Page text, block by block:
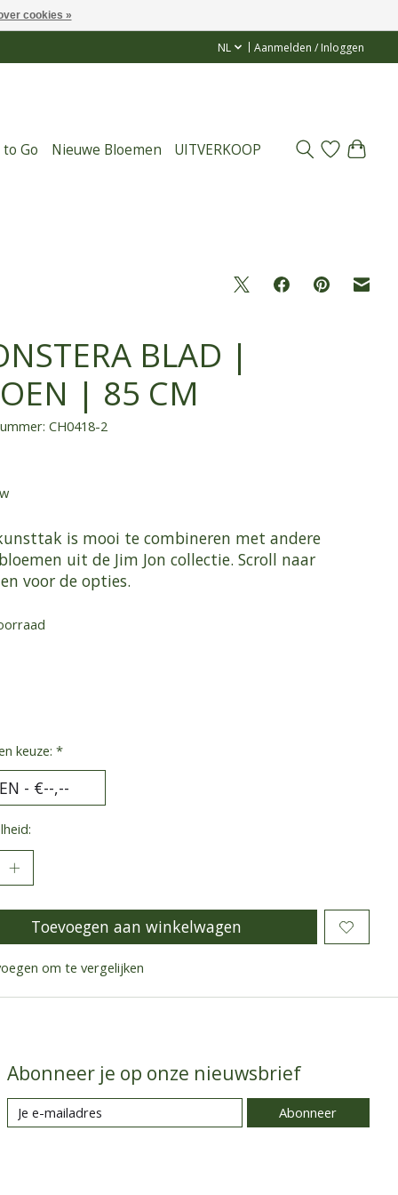
NL Aanmelden / Inloggen
Go Nieuwe Bloemen UITVERKOOP
BLAD |
| 85 CM
CH0418-2
is mooi te combineren met andere
uit de Jim Jon collectie. Scroll naar
voor de opties.
keuze: *
Toevoegen aan winkelwagen
om te vergelijken
Abonneer je op onze nieuwsbrief
Abonneer
cookies »